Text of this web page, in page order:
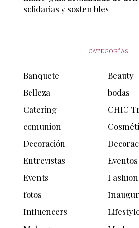
solidarias y sostenibles
CATEGORÍAS
Banquete
Beauty
Belleza
bodas
Catering
CHIC
comunion
Decoración
Entrevistas
Eventos
Events
Fashion
fotos
Influencers
Lifestyle